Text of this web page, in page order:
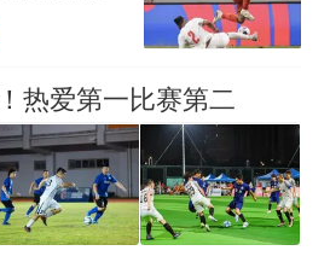
热爱第一比赛第二